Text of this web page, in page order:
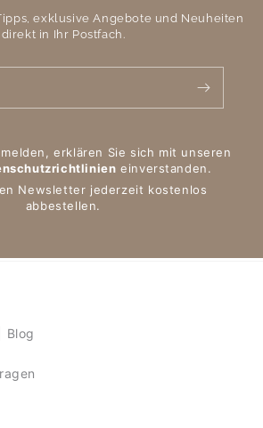
exklusive Angebote und Neuheiten
direkt in Ihr Postfach.
erklären Sie sich mit unseren
einverstanden.
Newsletter jederzeit kostenlos
abbestellen.
Blog